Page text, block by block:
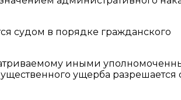
судом в порядке гражданского
иными
ущерба разрешается